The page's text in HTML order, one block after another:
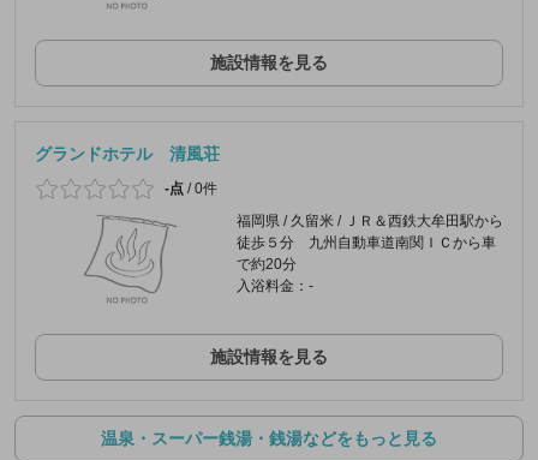
施設情報を見る
グランドホテル 清風荘
-点 /0件
福岡県 / 久留米 / ＪＲ＆西鉄大牟田駅から
徒歩５分 九州自動車道南関ＩＣから車
で約20分
入浴料金：-
施設情報を見る
温泉・スーパー銭湯・銭湯などをもっと見る